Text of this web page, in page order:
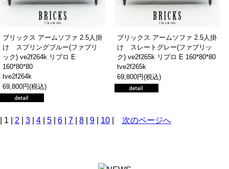
ブリックス アームソファ 2.5人掛
け スプリングブルー(ファブリ
ック) ve2f264k リプロ E
160*80*80
tve2f264k
69,800円(税込)
ブリックス アームソファ 2.5人掛
け スレートグレー(ファブリッ
ク) ve2f265k リプロ E 160*80*80
tve2f265k
69,800円(税込)
| 1 | 2 3 4 5 6 7 8 9 10 次のページへ